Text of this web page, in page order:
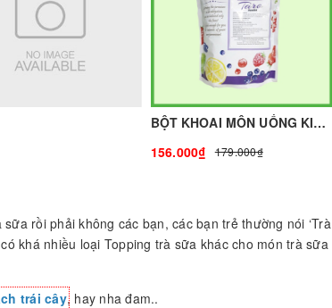
BỘT KHOAI MÔN UỐNG KING - 1kg - KING | Nguyên liệu pha chế - TOBEE FOOD
156.000₫
179.000₫
rồi phải không các bạn, các bạn trẻ thường nói ‘Trà
khá nhiều loại Topping trà sữa khác cho món trà sữa
trái cây, hay nha đam..